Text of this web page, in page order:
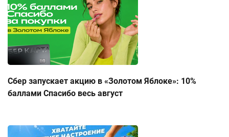
Сбер запускает акцию в «Золотом Яблоке»: 10%
баллами Спасибо весь август